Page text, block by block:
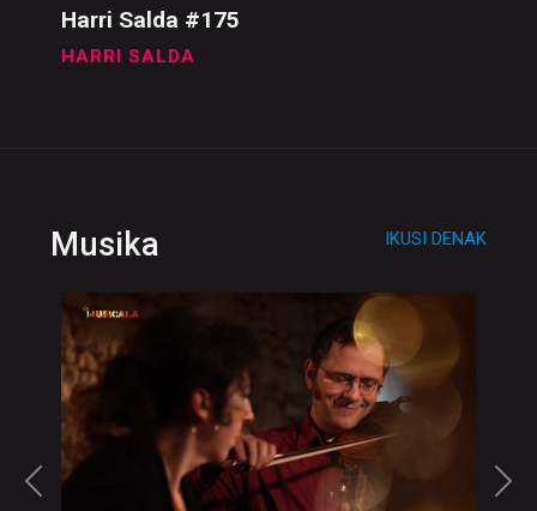
Harri Salda #175
HARRI SALDA
Musika IKUSI DENAK